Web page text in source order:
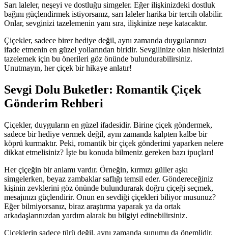
Sarı laleler, neşeyi ve dostluğu simgeler. Eğer ilişkinizdeki dostluk
bağını güçlendirmek istiyorsanız, sarı laleler harika bir tercih olabilir.
Onlar, sevginizi tazelemenin yanı sıra, ilişkinize neşe katacaktır.
Çiçekler, sadece birer hediye değil, aynı zamanda duygularınızı
ifade etmenin en güzel yollarından biridir. Sevgilinize olan hislerinizi
tazelemek için bu önerileri göz önünde bulundurabilirsiniz.
Unutmayın, her çiçek bir hikaye anlatır!
Sevgi Dolu Buketler: Romantik Çiçek
Gönderim Rehberi
Çiçekler, duyguların en güzel ifadesidir. Birine çiçek göndermek,
sadece bir hediye vermek değil, aynı zamanda kalpten kalbe bir
köprü kurmaktır. Peki, romantik bir çiçek gönderimi yaparken nelere
dikkat etmelisiniz? İşte bu konuda bilmeniz gereken bazı ipuçları!
Her çiçeğin bir anlamı vardır. Örneğin, kırmızı güller aşkı
simgelerken, beyaz zambaklar saflığı temsil eder. Göndereceğiniz
kişinin zevklerini göz önünde bulundurarak doğru çiçeği seçmek,
mesajınızı güçlendirir. Onun en sevdiği çiçekleri biliyor musunuz?
Eğer bilmiyorsanız, biraz araştırma yaparak ya da ortak
arkadaşlarınızdan yardım alarak bu bilgiyi edinebilirsiniz.
Çiçeklerin sadece türü değil, aynı zamanda sunumu da önemlidir.